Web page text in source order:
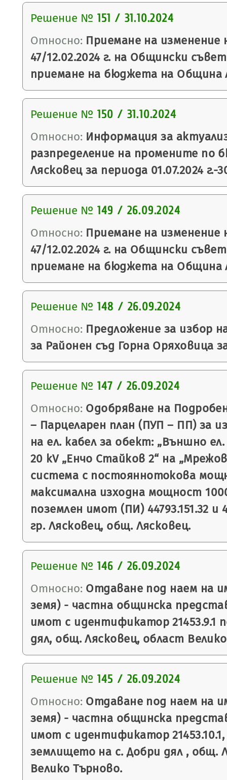
Решение № 151 / 31.10.2024
Относно: Приемане на
47/12.02.2024 г. на Общински
приемане на бюджета на Община
Решение № 150 / 31.10.2024
Относно: Информация за
разпределение на промените по
Лясковец за периода 01.07.2024 г.-
Решение № 149 / 26.09.2024
Относно: Приемане на
47/12.02.2024 г. на Общински
приемане на бюджета на Община
Решение № 148 / 26.09.2024
Относно: Предложение за избор
за Районен съд Горна Оряховица
Решение № 147 / 26.09.2024
Относно: Одобряване на
– Парцеларен план (ПУП – ПП) за
на ел. кабел за обект: „Външно
20 kV „Енчо Стайков 2“ на
система с постояннотокова
максимална изходна мощност
поземлен имот (ПИ) 44793.151.32 и
гр. Лясковец, общ. Лясковец.
Решение № 146 / 26.09.2024
Относно: Отдаване под наем на
земя) - частна общинска
имот с идентификатор 21453.9.1
дял, общ. Лясковец, област
Решение № 145 / 26.09.2024
Относно: Отдаване под наем на
земя) - частна общинска
имот с идентификатор
землището на с. Добри дял , общ.
Велико Търново.